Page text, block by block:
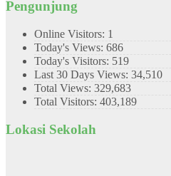
Pengunjung
Online Visitors: 1
Today's Views: 686
Today's Visitors: 519
Last 30 Days Views: 34,510
Total Views: 329,683
Total Visitors: 403,189
Lokasi Sekolah